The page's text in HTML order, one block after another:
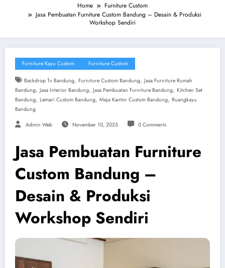
Home
Furniture Custom
Jasa Pembuatan Furniture Custom Bandung – Desain & Produksi
Workshop Sendiri
Furniture Kayu Custom Furniture Custom
Backdrop Tv Bandung, Furniture Custom Bandung, Jasa Furniture Rumah
Bandung, Jasa Interior Bandung, Jasa Pembuatan Furniture Bandung, Kitchen Set
Bandung, Lemari Custom Bandung, Meja Kantor Custom Bandung, Ruangkayu
Bandung
Admin Web November 10, 2025 0 Comments
Jasa Pembuatan Furniture
Custom Bandung –
Desain & Produksi
Workshop Sendiri